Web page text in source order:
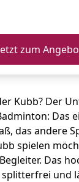
zum
Kubb? Der
Das
das andere
spielen
Das
und